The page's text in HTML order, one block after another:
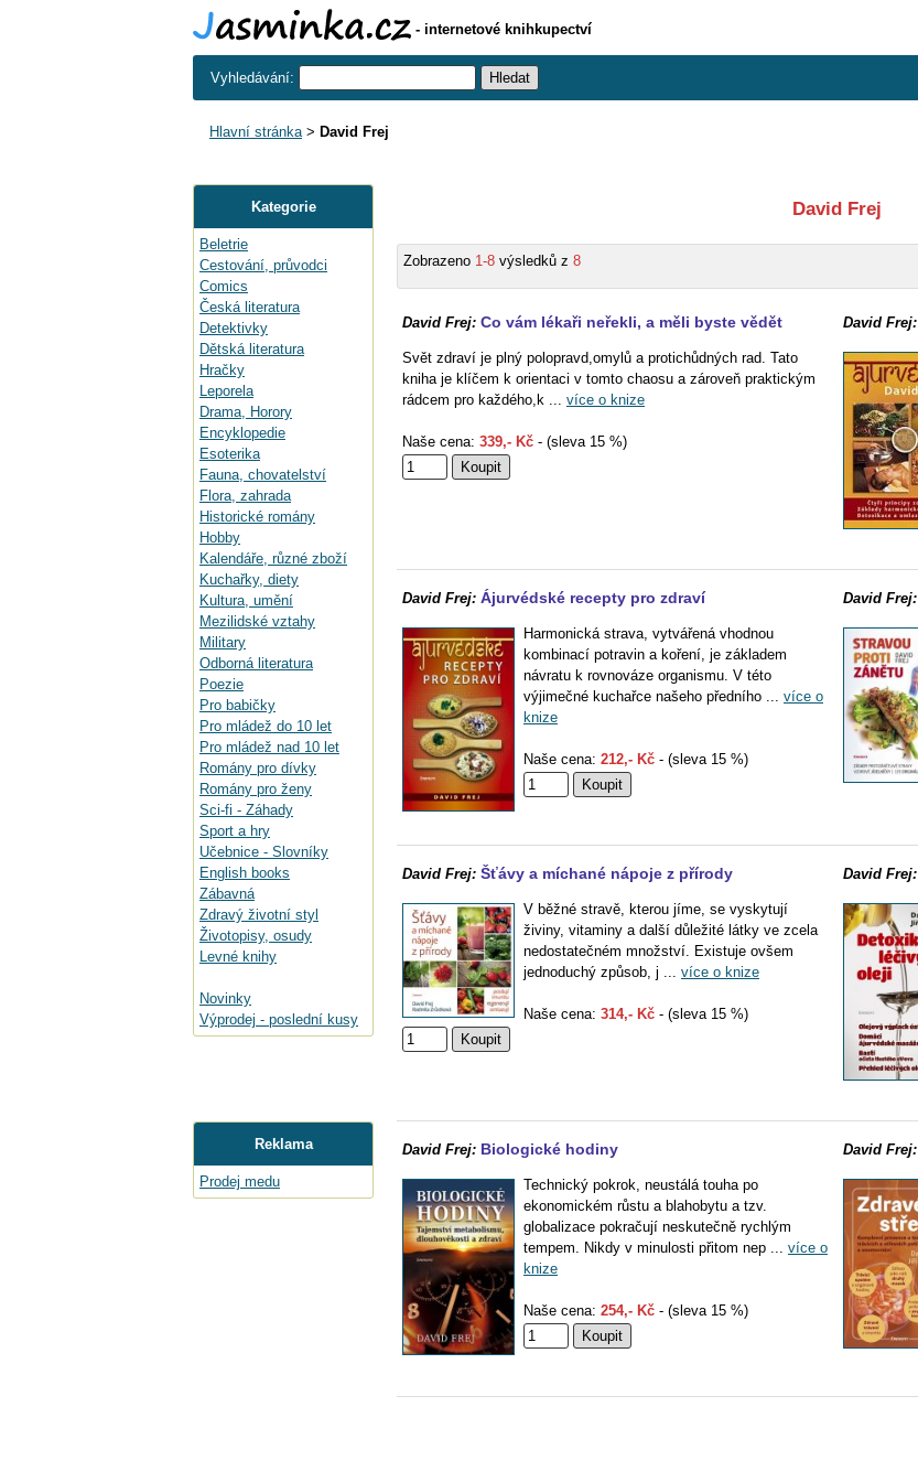
- internetové knihkupectví
Vyhledávání:
Hlavní stránka> David Frej
Kategorie
Beletrie
Cestování, průvodci
Comics
Česká literatura
Detektivky
Dětská literatura
Hračky
Leporela
Drama, Horory
Encyklopedie
Esoterika
Fauna, chovatelství
Flora, zahrada
Historické romány
Hobby
Kalendáře, různé zboží
Kuchařky, diety
Kultura, umění
Mezilidské vztahy
Military
Odborná literatura
Poezie
Pro babičky
Pro mládež do 10 let
Pro mládež nad 10 let
Romány pro dívky
Romány pro ženy
Sci-fi - Záhady
Sport a hry
Učebnice - Slovníky
English books
Zábavná
Zdravý životní styl
Životopisy, osudy
Levné knihy
Novinky
Výprodej - poslední kusy
Reklama
Prodej medu
David Frej
Zobrazeno 1-8 výsledků z 8
David Frej: Co vám lékaři neřekli, a měli byste vědět
Svět zdraví je plný polopravd,omylů a protichůdných rad. Tato
kniha je klíčem k orientaci v tomto chaosu a zároveň praktickým
rádcem pro každého,k ... více o knize
Naše cena: 339,- Kč - (sleva 15 %)
David Frej:
David Frej: Ájurvédské recepty pro zdraví
Harmonická strava, vytvářená vhodnou
kombinací potravin a koření, je základem
návratu k rovnováze organismu. V této
výjimečné kuchařce našeho předního ... více o
knize
Naše cena: 212,- Kč - (sleva 15 %)
David Frej:
David Frej: Šťávy a míchané nápoje z přírody
V běžné stravě, kterou jíme, se vyskytují
živiny, vitaminy a další důležité látky ve zcela
nedostatečném množství. Existuje ovšem
jednoduchý způsob, j ... více o knize
Naše cena: 314,- Kč - (sleva 15 %)
David Frej:
David Frej: Biologické hodiny
Technický pokrok, neustálá touha po
ekonomickém růstu a blahobytu a tzv.
globalizace pokračují neskutečně rychlým
tempem. Nikdy v minulosti přitom nep ... více o
knize
Naše cena: 254,- Kč - (sleva 15 %)
David Frej: